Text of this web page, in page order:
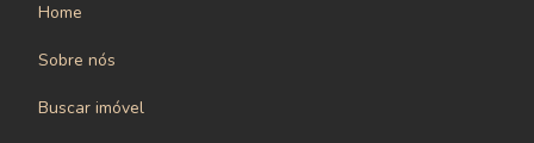
Home
Sobre nós
Buscar imóvel